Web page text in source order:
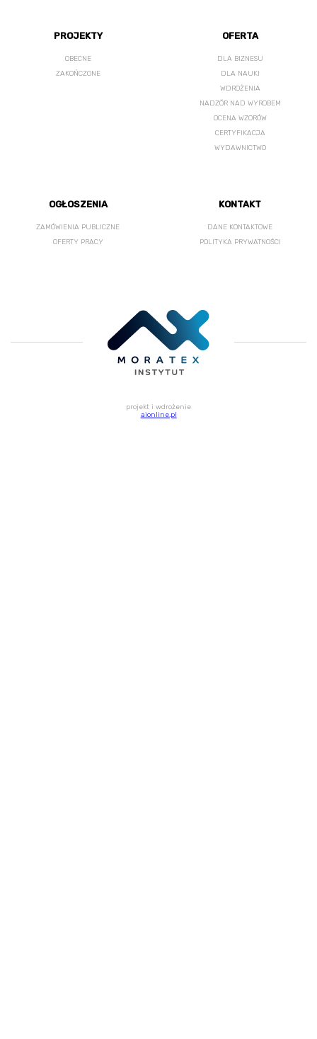
PROJEKTY
OBECNE
ZAKOŃCZONE
OFERTA
DLA BIZNESU
DLA NAUKI
WDROŻENIA
NADZÓR NAD WYROBEM
OCENA WZORÓW
CERTYFIKACJA
WYDAWNICTWO
OGŁOSZENIA
ZAMÓWIENIA PUBLICZNE
OFERTY PRACY
KONTAKT
DANE KONTAKTOWE
POLITYKA PRYWATNOŚCI
projekt i wdrożenie
aionline.pl